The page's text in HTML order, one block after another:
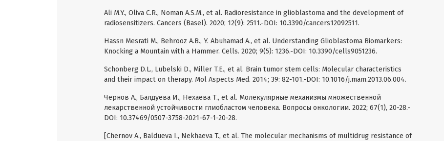
Ali M.Y., Oliva C.R., Noman A.S.M., et al. Radioresistance in glioblastoma and the development of
radiosensitizers. Cancers (Basel). 2020; 12(9): 2511.-DOI: 10.3390/cancers12092511.
Hassn Mesrati M., Behrooz A.B., Y. Abuhamad A., et al. Understanding Glioblastoma Biomarkers:
Knocking a Mountain with a Hammer. Cells. 2020; 9(5): 1236.-DOI: 10.3390/cells9051236.
Schonberg D.L., Lubelski D., Miller T.E., et al. Brain tumor stem cells: Molecular characteristics
and their impact on therapy. Mol Aspects Med. 2014; 39: 82-101.-DOI: 10.1016/j.mam.2013.06.004.
Чернов А., Балдуева И., Нехаева Т., et al. Молекулярные механизмы множественной
лекарственной устойчивости глиобластом человека. Вопросы онкологии. 2022; 67(1), 20-28.-
DOI: 10.37469/0507-3758-2021-67-1-20-28.
[Chernov A., Baldueva I., Nekhaeva T., et al. The molecular mechanisms of multidrug resistance of